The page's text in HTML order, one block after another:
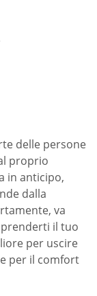
delle persone
proprio
in anticipo,
dalla
va
il tuo
per uscire
per il comfort